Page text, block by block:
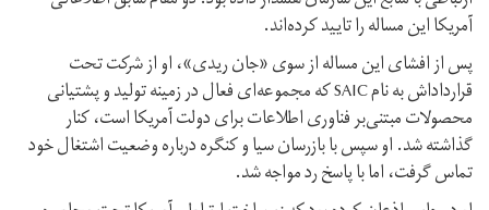
آمریکا این مساله را تایید کرده‌اند.
پس از افشای این مساله از سوی «جان ریدی»، او از شرکت تحت
قرارداداش به نام SAIC که مجموعه‌ای فعال در زمینه تولید و پشتیانی
محصولات مبتنی‌بر فناوری اطلاعات برای دولت آمریکا است، کنار
گذاشته شد. او سپس با بازرسان سیا و کنگره درباره وضعیت اشتغال خود
تماس گرفت، اما با پاسخ رد مواجه شد.